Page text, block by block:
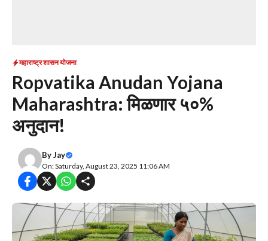
महाराष्ट्र शासन योजना
Ropvatika Anudan Yojana
Maharashtra: मिळणार ५०%
अनुदान!
ByJay
On: Saturday, August 23, 2025 11:06 AM